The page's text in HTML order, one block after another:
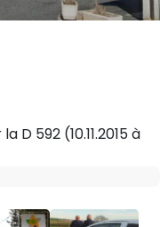
D 592 (10.11.2015 à